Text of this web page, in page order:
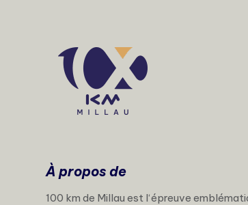
À propos de
100 km de Millau est l‘épreuve